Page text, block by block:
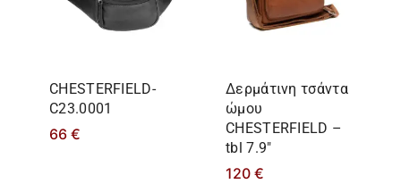
CHESTERFIELD-
C23.0001
66 €
Δερμάτινη τσάντα
ώμου
CHESTERFIELD –
tbl 7.9″
120 €